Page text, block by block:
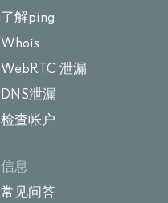
了解ping
Whois
WebRTC 泄漏
DNS泄漏
检查帐户
信息
常见问答